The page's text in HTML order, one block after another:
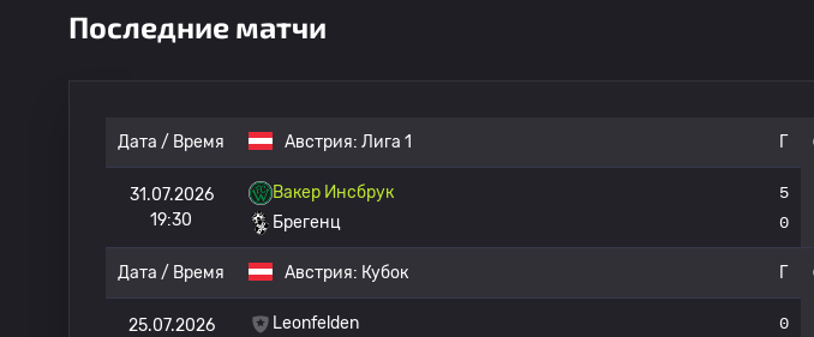
Последние матчи
Дата / Время Австрия: Лига 1 Г
31.07.2026
19:30
Вакер Инсбрук
Брегенц
5
0
Дата / Время Австрия: Кубок Г
25.07.2026
Leonfelden
0